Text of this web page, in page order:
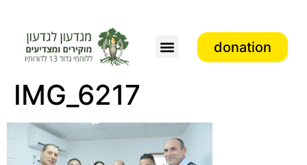
donation
IMG_6217